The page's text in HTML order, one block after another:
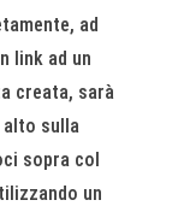
ad
link ad un
creata, sarà
alto sulla
sopra col
un